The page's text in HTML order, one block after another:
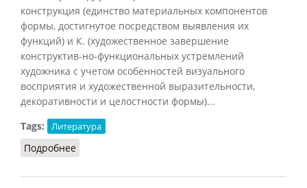
конструкция (единство материальных компонентов
формы, достигнутое посредством выявления их
функций) и К. (художественное завершение
конструктив-но-функциональных устремлений
художника с учетом особенностей визуального
восприятия и художественной выразительности,
декоративности и целостности формы)...
Tags:
Литература
Подробнее